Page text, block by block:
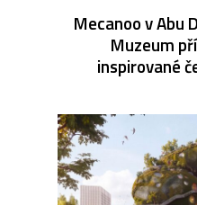
Mecanoo v Abu
Muzeum
inspirované